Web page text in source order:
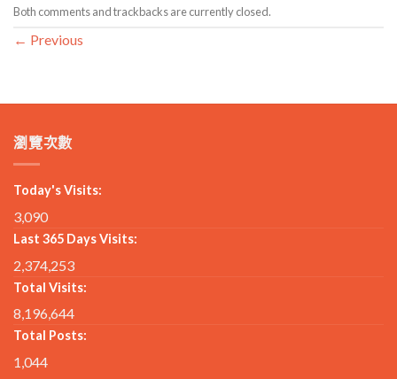
Both comments and trackbacks are currently closed.
← Previous
瀏覽次數
Today's Visits:
3,090
Last 365 Days Visits:
2,374,253
Total Visits:
8,196,644
Total Posts:
1,044